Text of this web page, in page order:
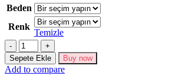
Beden
Renk
Temizle
6996
ELBİSE-
SİYAH
Sepete Ekle Buy now
Add to compare